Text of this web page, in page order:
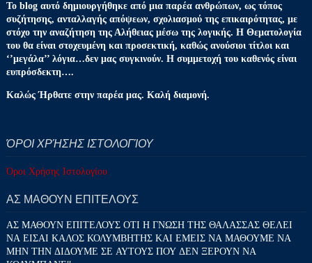
Το blog αυτό δημιουργήθηκε από μια παρέα ανθρώπων, ως τόπος
συζήτησης, ανταλλαγής απόψεων, σχολιασμού της επικαιρότητας, με
στόχο την αναζήτηση της Αλήθειας μέσω της λογικής. Η Θεματολογία
του θα είναι στοχευμένη και προσεκτική, καθώς ανούσιοι τίτλοι και
‘’μεγάλα’’ λόγια…δεν μας συγκινούν. Η συμμετοχή του καθενός είναι
ευπρόσδεκτη….
Καλώς Ήρθατε στην παρέα μας. Καλή διαμονή.
ΌΡΟΙ ΧΡΉΣΗΣ ΙΣΤΟΛΟΓΊΟΥ
Όροι Χρήσης Ιστολογίου
ΑΣ ΜΑΘΟΥΝ ΕΠΙΤΕΛΟΥΣ
ΑΣ ΜΑΘΟΥΝ ΕΠΙΤΕΛΟΥΣ ΟΤΙ Η ΓΝΩΣΗ ΤΗΣ ΘΑΛΑΣΣΑΣ ΘΕΛΕΙ
ΝΑ ΕΙΣΑΙ ΚΑΛΟΣ ΚΟΛΥΜΒΗΤΗΣ ΚΑΙ ΕΜΕΙΣ ΝΑ ΜΑΘΟΥΜΕ ΝΑ
ΜΗΝ ΤΗΝ ΔΙΔΟΥΜΕ ΣΕ ΑΥΤΟΥΣ ΠΟΥ ΔΕΝ ΞΕΡΟΥΝ ΝΑ